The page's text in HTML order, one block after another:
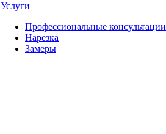
Услуги
Профессиональные консультации
Нарезка
Замеры